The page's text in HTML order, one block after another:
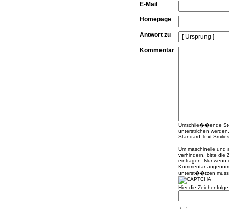
E-Mail
Homepage
Antwort zu
Kommentar
Umschlie��ende
unterstrichen werden.
Standard-Text
Um maschinelle
verhindern, bitte die
eintragen. Nur wenn
Kommentar
unterst��tzen muss
Hier die